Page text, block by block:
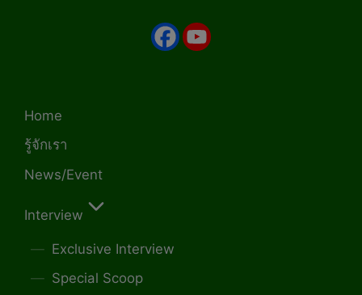
Home
รู้จักเรา
News/Event
Interview
Exclusive Interview
Special Scoop